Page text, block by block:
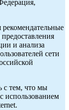
и анализа
сети
с тем, что мы
использованием